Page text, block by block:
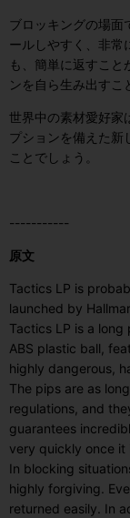
ブロッキングの場面
ールしやすく、非常
も、簡単に返すこ
ンを自ら生み出すこ
世界中の素材愛好家
プションを備えた新
ことでしょう。
-----------
原文
Tactics LP is
launched by
Tactics LP is a
ABS plastic ball,
highly dangerous,
The pips are as
regulations, and
guarantees
very quickly once it
In blocking
highly forgiving.
returned easily. In